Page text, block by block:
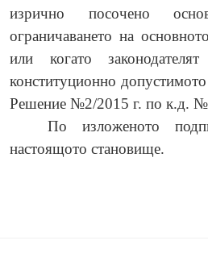
изрично посочено
ограничаването на
или когато
конституционно
Решение №2/2015 г. по к.д.
По изложеното
настоящото становище.